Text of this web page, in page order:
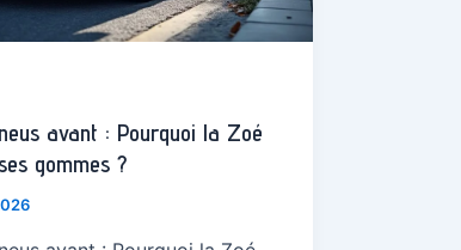
avant : Pourquoi la Zoé
gommes ?